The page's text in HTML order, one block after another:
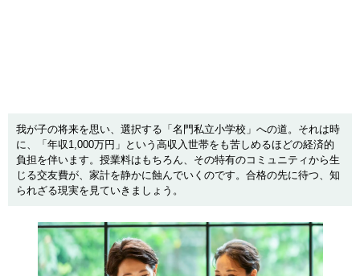
我が子の将来を思い、選択する「名門私立小学校」への道。それは時
に、「年収1,000万円」という高収入世帯をも苦しめるほどの経済的
負担を伴います。授業料はもちろん、その特有のコミュニティから生
じる交友費が、家計を静かに蝕んでいくのです。合格の先に待つ、知
られざる現実を見ていきましょう。